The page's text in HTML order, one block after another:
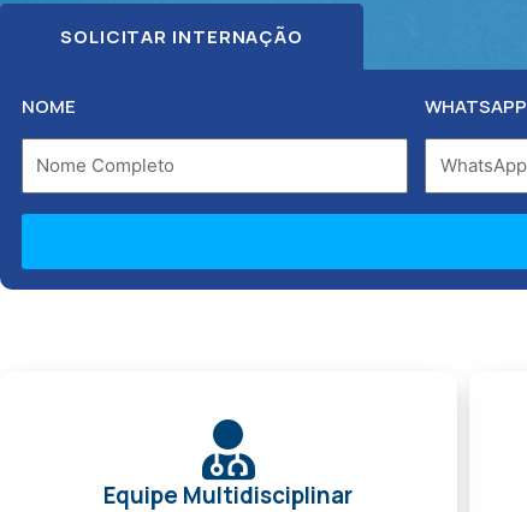
SOLICITAR INTERNAÇÃO
NOME WHATSAPP
Equipe Multidisciplinar